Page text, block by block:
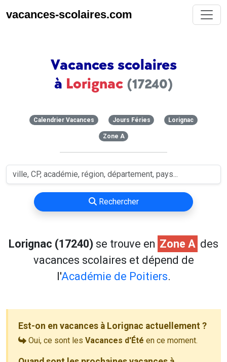
vacances-scolaires.com
Vacances scolaires
à Lorignac (17240)
Calendrier Vacances Jours Féries Lorignac
Zone A
Rechercher
Lorignac (17240) se trouve en Zone A des
vacances scolaires et dépend de
l'Académie de Poitiers.
Est-on en vacances à Lorignac actuellement ?
Oui, ce sont les Vacances d'Été en ce moment.